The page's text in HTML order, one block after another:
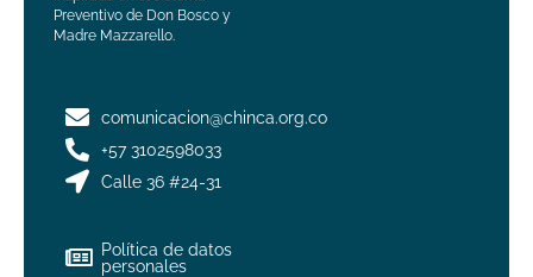
Preventivo de Don Bosco y
Madre Mazzarello.
comunicacion@chinca.org.co
+57 3102598033
Calle 36 #24-31
Política de datos
personales